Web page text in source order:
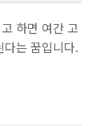
하면 여간 고
는 꿈입니다.